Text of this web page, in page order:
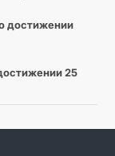
достижении
25